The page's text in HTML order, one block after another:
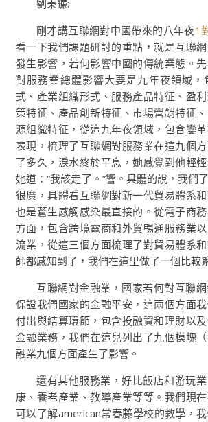
劉秉鐮:
剛才講互聯網對中國帶來的八年夜1
看一下我們課題研討的重點，就是互聯
發生影響，若何影響中國的傳統業態。
對服務業總體影響大要是九年夜領域，
式、產業組織形式、服務產品特征、盈
策特征、產品創新特征、市場營銷特征
源組織特征，從這九年夜領域，包含變
表現，梳理了互聯網對服務業在這九個
了多久，淚水終於平息，她感覺到他輕
她道：“我該走了。”響。具體的說，我們
很廣，具體看互聯網對新一代貿易體系
也是蒼生感觸感染最直接的。從電子商
方面，包含跨境電商和外貿暢通服務業
流業，從這三個方面梳理了對貿易體系
師都感知到了，我們在這里做了一個比較
互聯網對金融業，國家若何對互聯
保證我們國家的金融平安，這兩個方面
付出與結算環節，包含投融資和理財以
金融業務，我們在這兒列出了九個模塊
融業九個方面產生了影響。
還有其他服務業，好比飯店和游玩
康、養老產業、教導產業等等。我們現
可以了解american常春藤學校的教學，